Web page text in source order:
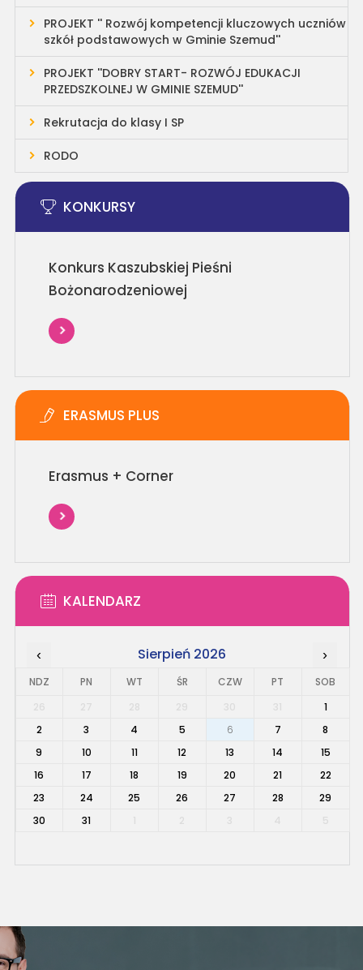
PROJEKT '' Rozwój kompetencji kluczowych uczniów
szkół podstawowych w Gminie Szemud''
PROJEKT ''DOBRY START- ROZWÓJ EDUKACJI
PRZEDSZKOLNEJ W GMINIE SZEMUD''
Rekrutacja do klasy I SP
RODO
KONKURSY
Konkurs Kaszubskiej Pieśni
Bożonarodzeniowej
ERASMUS PLUS
Erasmus + Corner
KALENDARZ
‹ Sierpień 2026 ›
NDZ PN WT ŚR CZW PT
SOB
1
2
3 4 5 6 7
8
9
10 11 12 13 14
15
16
17 18 19 20 21
22
23
24 25 26 27 28
29
30
31